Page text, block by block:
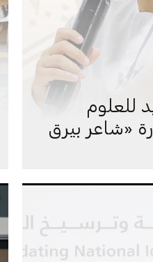
للعلوم
«شاعر بيرق